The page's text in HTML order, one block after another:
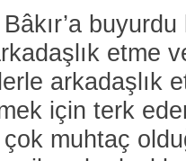
etme
arkadaşlık
için terk
muhtaç